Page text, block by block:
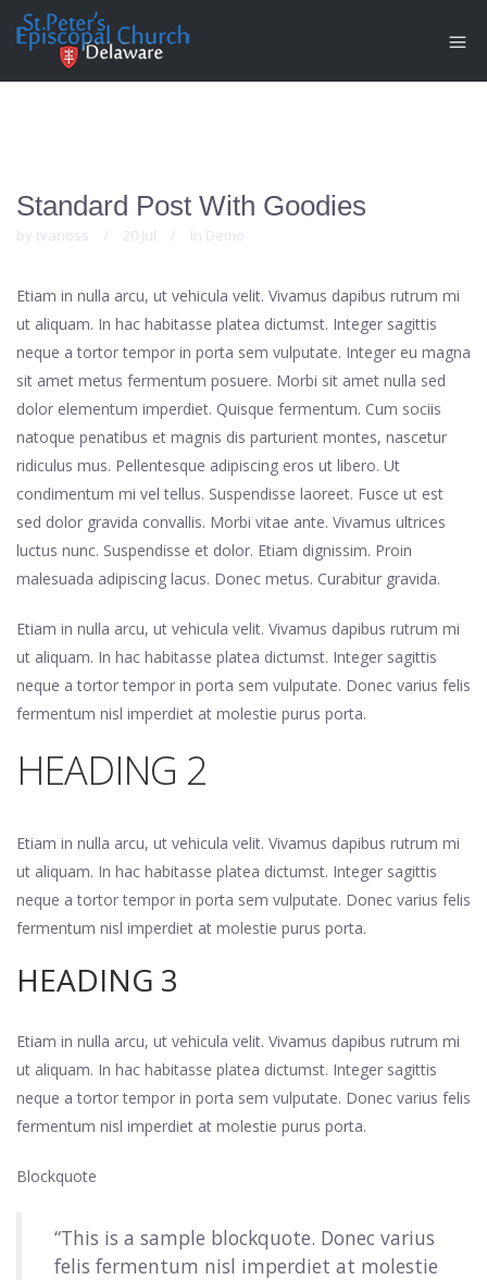
Standard Post With Goodies
by tvanoss / 20 Jul / In Demo
Etiam in nulla arcu, ut vehicula velit. Vivamus dapibus rutrum mi
ut aliquam. In hac habitasse platea dictumst. Integer sagittis
neque a tortor tempor in porta sem vulputate. Integer eu magna
sit amet metus fermentum posuere. Morbi sit amet nulla sed
dolor elementum imperdiet. Quisque fermentum. Cum sociis
natoque penatibus et magnis dis parturient montes, nascetur
ridiculus mus. Pellentesque adipiscing eros ut libero. Ut
condimentum mi vel tellus. Suspendisse laoreet. Fusce ut est
sed dolor gravida convallis. Morbi vitae ante. Vivamus ultrices
luctus nunc. Suspendisse et dolor. Etiam dignissim. Proin
malesuada adipiscing lacus. Donec metus. Curabitur gravida.
Etiam in nulla arcu, ut vehicula velit. Vivamus dapibus rutrum mi
ut aliquam. In hac habitasse platea dictumst. Integer sagittis
neque a tortor tempor in porta sem vulputate. Donec varius felis
fermentum nisl imperdiet at molestie purus porta.
HEADING 2
Etiam in nulla arcu, ut vehicula velit. Vivamus dapibus rutrum mi
ut aliquam. In hac habitasse platea dictumst. Integer sagittis
neque a tortor tempor in porta sem vulputate. Donec varius felis
fermentum nisl imperdiet at molestie purus porta.
HEADING 3
Etiam in nulla arcu, ut vehicula velit. Vivamus dapibus rutrum mi
ut aliquam. In hac habitasse platea dictumst. Integer sagittis
neque a tortor tempor in porta sem vulputate. Donec varius felis
fermentum nisl imperdiet at molestie purus porta.
Blockquote
“This is a sample blockquote. Donec varius
felis fermentum nisl imperdiet at molestie